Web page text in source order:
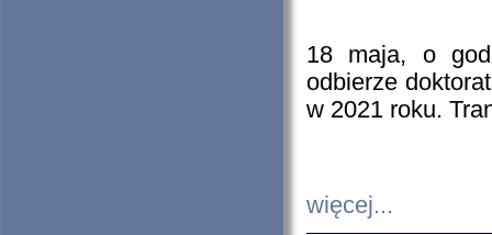
18 maja, o
odbierze
w 2021 roku.
więcej...